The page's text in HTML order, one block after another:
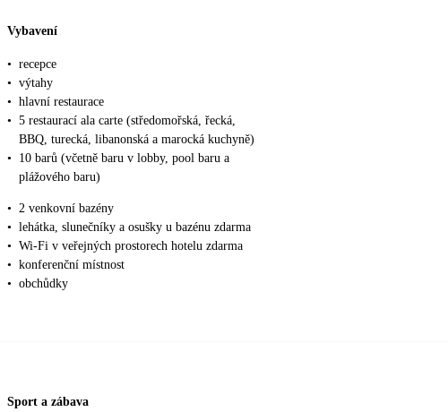
Vybavení
• recepce
• výtahy
• hlavní restaurace
• 5 restaurací ala carte (středomořská, řecká,
BBQ, turecká, libanonská a marocká kuchyně)
•
10 barů (včetně baru v lobby, pool baru a
plážového baru)
• 2 venkovní bazény
• lehátka, slunečníky a osušky u bazénu zdarma
• Wi-Fi v veřejných prostorech hotelu zdarma
• konferenční místnost
• obchůdky
Sport a zábava